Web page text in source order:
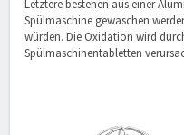
Letztere bestehen aus einer
Spülmaschine gewaschen
würden. Die Oxidation wird
Spülmaschinentabletten